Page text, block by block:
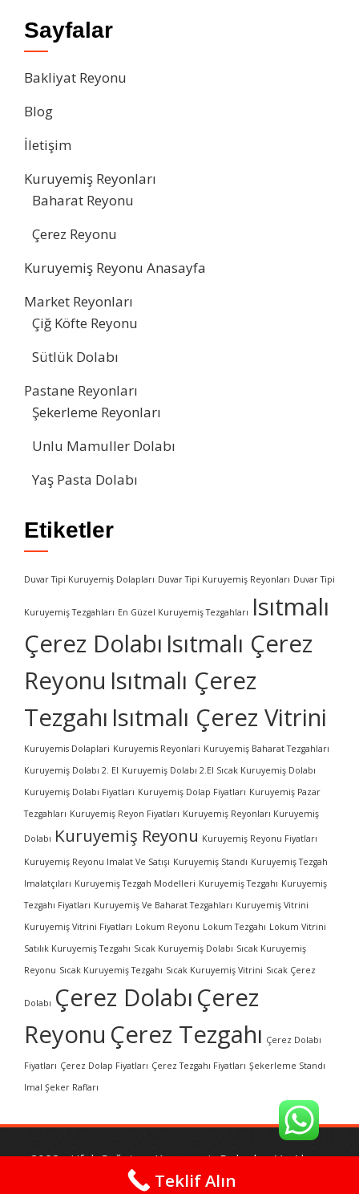
Sayfalar
Bakliyat Reyonu
Blog
İletişim
Kuruyemiş Reyonları
Baharat Reyonu
Çerez Reyonu
Kuruyemiş Reyonu Anasayfa
Market Reyonları
Çiğ Köfte Reyonu
Sütlük Dolabı
Pastane Reyonları
Şekerleme Reyonları
Unlu Mamuller Dolabı
Yaş Pasta Dolabı
Etiketler
Duvar Tipi Kuruyemiş Dolapları Duvar Tipi Kuruyemiş Reyonları Duvar Tipi
Kuruyemiş Tezgahları En Güzel Kuruyemiş Tezgahları Isıtmalı
Çerez Dolabı Isıtmalı Çerez
Reyonu Isıtmalı Çerez
Tezgahı Isıtmalı Çerez Vitrini
Kuruyemis Dolaplari Kuruyemis Reyonlari Kuruyemiş Baharat Tezgahları
Kuruyemiş Dolabı 2. El Kuruyemiş Dolabı 2.El Sıcak Kuruyemiş Dolabı
Kuruyemiş Dolabı Fiyatları Kuruyemiş Dolap Fiyatları Kuruyemiş Pazar
Tezgahları Kuruyemiş Reyon Fiyatları Kuruyemiş Reyonları Kuruyemiş
Dolabı Kuruyemiş Reyonu Kuruyemiş Reyonu Fiyatları
Kuruyemiş Reyonu Imalat Ve Satışı Kuruyemiş Standı Kuruyemiş Tezgah
Imalatçıları Kuruyemiş Tezgah Modelleri Kuruyemiş Tezgahı Kuruyemiş
Tezgahı Fiyatları Kuruyemiş Ve Baharat Tezgahları Kuruyemiş Vitrini
Kuruyemiş Vitrini Fiyatları Lokum Reyonu Lokum Tezgahı Lokum Vitrini
Satılık Kuruyemiş Tezgahı Sıcak Kuruyemiş Dolabı Sıcak Kuruyemiş
Reyonu Sıcak Kuruyemiş Tezgahı Sıcak Kuruyemiş Vitrini Sıcak Çerez
Dolabı Çerez Dolabı Çerez
Reyonu Çerez Tezgahı Çerez Dolabı
Fiyatları Çerez Dolap Fiyatları Çerez Tezgahı Fiyatları Şekerleme Standı
Imal Şeker Rafları
2022 - Ufuk Soğutma Kuruyemiş Dolapları Ve Ahşap
Raf Sistemleri |
Paletweb – ANKARA
Teklif Alın